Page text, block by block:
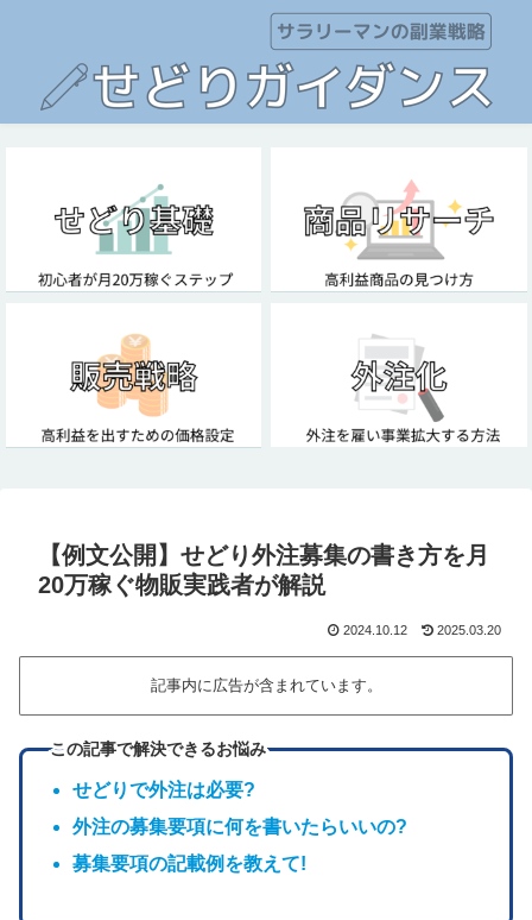
【例文公開】せどり外注募集の書き方を月
20万稼ぐ物販実践者が解説
2024.10.12 2025.03.20
記事内に広告が含まれています。
この記事で解決できるお悩み
せどりで外注は必要?
外注の募集要項に何を書いたらいいの?
募集要項の記載例を教えて!